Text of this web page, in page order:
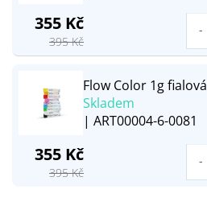
355 Kč
395 Kč
Flow Color 1g fialová
Skladem
| ART00004-6-0081
355 Kč
395 Kč